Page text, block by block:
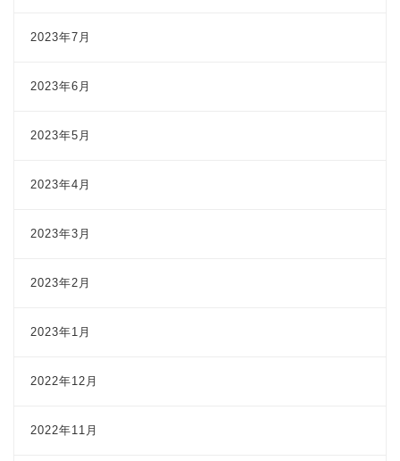
2023年7月
2023年6月
2023年5月
2023年4月
2023年3月
2023年2月
2023年1月
2022年12月
2022年11月